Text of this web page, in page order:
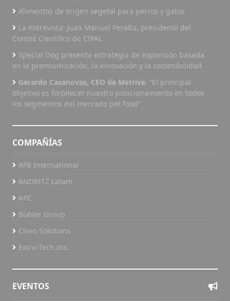
Alimentos de origen vegetal para perros y gatos
La entrevista: Juan Manuel Peralta, presidente del
Comité Científico de CIPAL
Special Dog presenta estrategia de expansión basada
en la premiumización, la innovación y la sostenibilidad
Gerardo Casanovas, CEO de Metrive: “El principal
objetivo es fortalecer nuestro posicionamiento en todos
los segmentos del mercado pet food”
COMPAÑÍAS
AFB International
ANDRITZ Latam
APC
Bühler Group
Clivio Solutions
Extru-Tech Inc.
EVENTOS